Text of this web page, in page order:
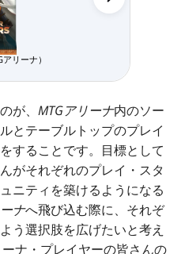
リーナ）
が、MTGアリーナ内のソー
とテーブルトップのプレイ
することです。目標として
がそれぞれのプレイ・スタ
ニティを築けるようになる
ナへ飛び込む際に、それぞ
う選択肢を広げたいと考え
ナ・プレイヤーの皆さんの